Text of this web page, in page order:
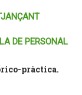
DE PERSONAL
pràctica.